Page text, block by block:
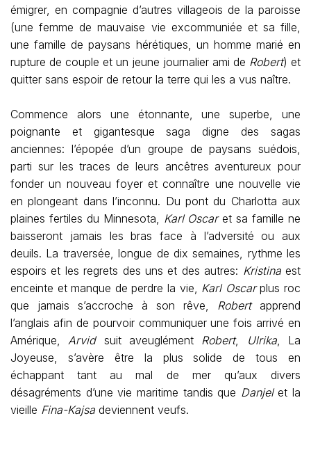
émigrer, en compagnie d’autres villageois de la paroisse
(une femme de mauvaise vie excommuniée et sa fille,
une famille de paysans hérétiques, un homme marié en
rupture de couple et un jeune journalier ami de Robert) et
quitter sans espoir de retour la terre qui les a vus naître.
Commence alors une étonnante, une superbe, une
poignante et gigantesque saga digne des sagas
anciennes: l’épopée d’un groupe de paysans suédois,
parti sur les traces de leurs ancêtres aventureux pour
fonder un nouveau foyer et connaître une nouvelle vie
en plongeant dans l’inconnu. Du pont du Charlotta aux
plaines fertiles du Minnesota,
Karl Oscaret sa famille ne
baisseront jamais les bras face à l’adversité ou aux
deuils. La traversée, longue de dix semaines, rythme les
espoirs et les regrets des uns et des autres: Kristinaest
enceinte et manque de perdre la vie, Karl Oscarplus roc
que jamais s’accroche à son rêve, Robertapprend
l’anglais afin de pourvoir communiquer une fois arrivé en
Amérique, Arvidsuit aveuglément Robert, Ulrika, La
Joyeuse, s’avère être la plus solide de tous en
échappant tant au mal de mer qu’aux divers
désagréments d’une vie maritime tandis que Danjelet la
vieille Fina-Kajsa deviennent veufs.